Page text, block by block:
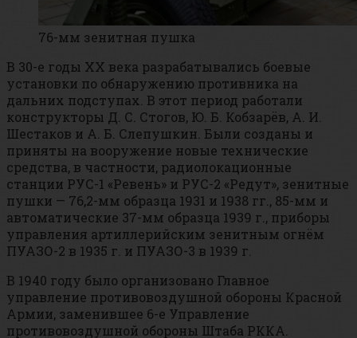
76-мм зенитная пушка
В 30-е годы XX века разрабатывались боевые
установки по обнаружению противника на
дальних подступах. В этот период работали
конструкторы Д. С. Стогов, Ю. Б. Кобзарёв, А. И.
Шестаков и А. Б. Слепушкин. Были созданы и
приняты на вооружение новые технические
средства, в частности, радиолокационные
станции РУС-1 «Ревень» и РУС-2 «Редут», зенитные
пушки — 76,2-мм образца 1931 и 1938 гг., 85-мм и
автоматические 37-мм образца 1939 г., приборы
управления артиллерийским зенитным огнём
ПУАЗО-2 в 1935 г. и ПУАЗО-3 в 1939 г.
В 1940 году было организовано Главное
управление противовоздушной обороны Красной
Армии, заменившее 6-е Управление
противовоздушной обороны Штаба РККА.